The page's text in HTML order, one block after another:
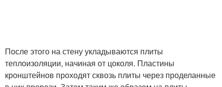
После этого на стену укладываются плиты
теплоизоляции, начиная от цоколя. Пластины
кронштейнов проходят сквозь плиты через проделанные